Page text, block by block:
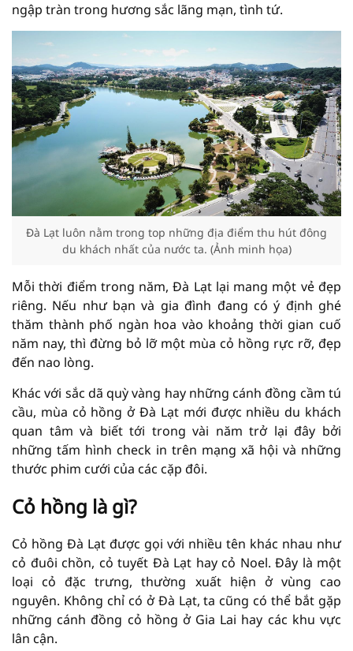
ngập tràn trong hương sắc lãng mạn, tình tứ.
Đà Lạt luôn nằm trong top những địa điểm thu hút đông
du khách nhất của nước ta. (Ảnh minh họa)
Mỗi thời điểm trong năm, Đà Lạt lại mang một vẻ đẹp
riêng. Nếu như bạn và gia đình đang có ý định ghé
thăm thành phố ngàn hoa vào khoảng thời gian cuố
năm nay, thì đừng bỏ lỡ một mùa cỏ hồng rực rỡ, đẹp
đến nao lòng.
Khác với sắc dã quỳ vàng hay những cánh đồng cầm tú
cầu, mùa cỏ hồng ở Đà Lạt mới được nhiều du khách
quan tâm và biết tới trong vài năm trở lại đây bởi
những tấm hình check in trên mạng xã hội và những
thước phim cưới của các cặp đôi.
Cỏ hồng là gì?
Cỏ hồng Đà Lạt được gọi với nhiều tên khác nhau như
cỏ đuôi chồn, cỏ tuyết Đà Lạt hay cỏ Noel. Đây là một
loại cỏ đặc trưng, thường xuất hiện ở vùng cao
nguyên. Không chỉ có ở Đà Lạt, ta cũng có thể bắt gặp
những cánh đồng cỏ hồng ở Gia Lai hay các khu vực
lân cận.